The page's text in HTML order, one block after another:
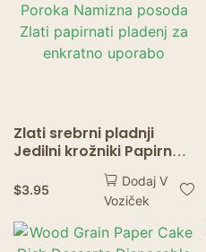
Zlati srebrni pladnji
Jedilni krožniki Papirnati
krožniki za rojstni dan
Poroka Namizna
posoda Zlati papirnati
pladenj za enkratno
uporabo
$3.95
Dodaj V
Voziček